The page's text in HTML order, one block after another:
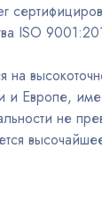
ISO
на
и Европе,
не